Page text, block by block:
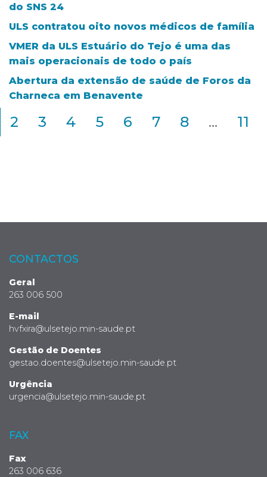
do SNS 24
ULS contratou oito novos médicos de família
VMER da ULS Estuário do Tejo é uma das
mais operacionais de todo o país
Abertura da extensão de saúde de Foros da
Charneca em Benavente
2 3 4 5 6 7 8 ... 11
CONTACTOS
Geral
263 006 500
E-mail
hvfxira@ulsetejo.min-saude.pt
Gestão de Doentes
gestao.doentes@ulsetejo.min-saude.pt
Urgência
urgencia@ulsetejo.min-saude.pt
FAX
Fax
263 006 636